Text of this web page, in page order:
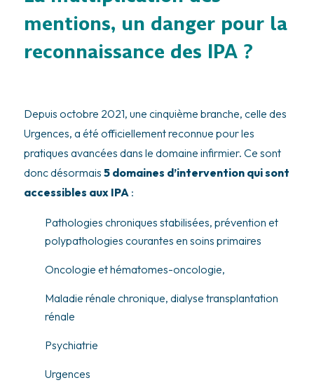
mentions, un danger pour la
reconnaissance des IPA ?
Depuis octobre 2021, une cinquième branche, celle des
Urgences, a été officiellement reconnue pour les
pratiques avancées dans le domaine infirmier. Ce sont
donc désormais 5 domaines d’intervention qui sont
accessibles aux IPA:
Pathologies chroniques stabilisées, prévention et
polypathologies courantes en soins primaires
Oncologie et hématomes-oncologie,
Maladie rénale chronique, dialyse transplantation
rénale
Psychiatrie
Urgences